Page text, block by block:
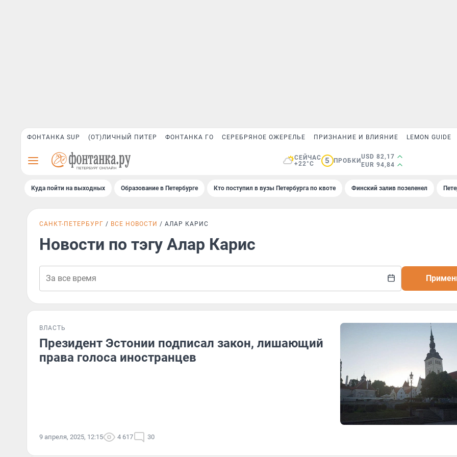
ФОНТАНКА SUP (ОТ)ЛИЧНЫЙ ПИТЕР ФОНТАНКА ГО СЕРЕБРЯНОЕ ОЖЕРЕЛЬЕ ПРИЗНАНИЕ И ВЛИЯНИЕ LEMON GUIDE
СЕЙЧАС
+22°C
5 ПРОБКИ
USD 82,17
EUR 94,84
Куда пойти на выходных Образование в Петербурге Кто поступил в вузы Петербурга по квоте Финский залив позеленел
САНКТ-ПЕТЕРБУРГ ВСЕ НОВОСТИ АЛАР КАРИС
Новости по тэгу Алар Карис
ВЛАСТЬ
Президент Эстонии подписал закон, лишающий
права голоса иностранцев
9 апреля, 2025, 12:15 4 617 30